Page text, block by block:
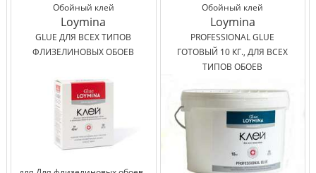
Обойный клей
Loymina
GLUE ДЛЯ ВСЕХ ТИПОВ
ФЛИЗЕЛИНОВЫХ ОБОЕВ
Обойный клей
Loymina
PROFESSIONAL GLUE
ГОТОВЫЙ 10 КГ., ДЛЯ ВСЕХ
ТИПОВ ОБОЕВ